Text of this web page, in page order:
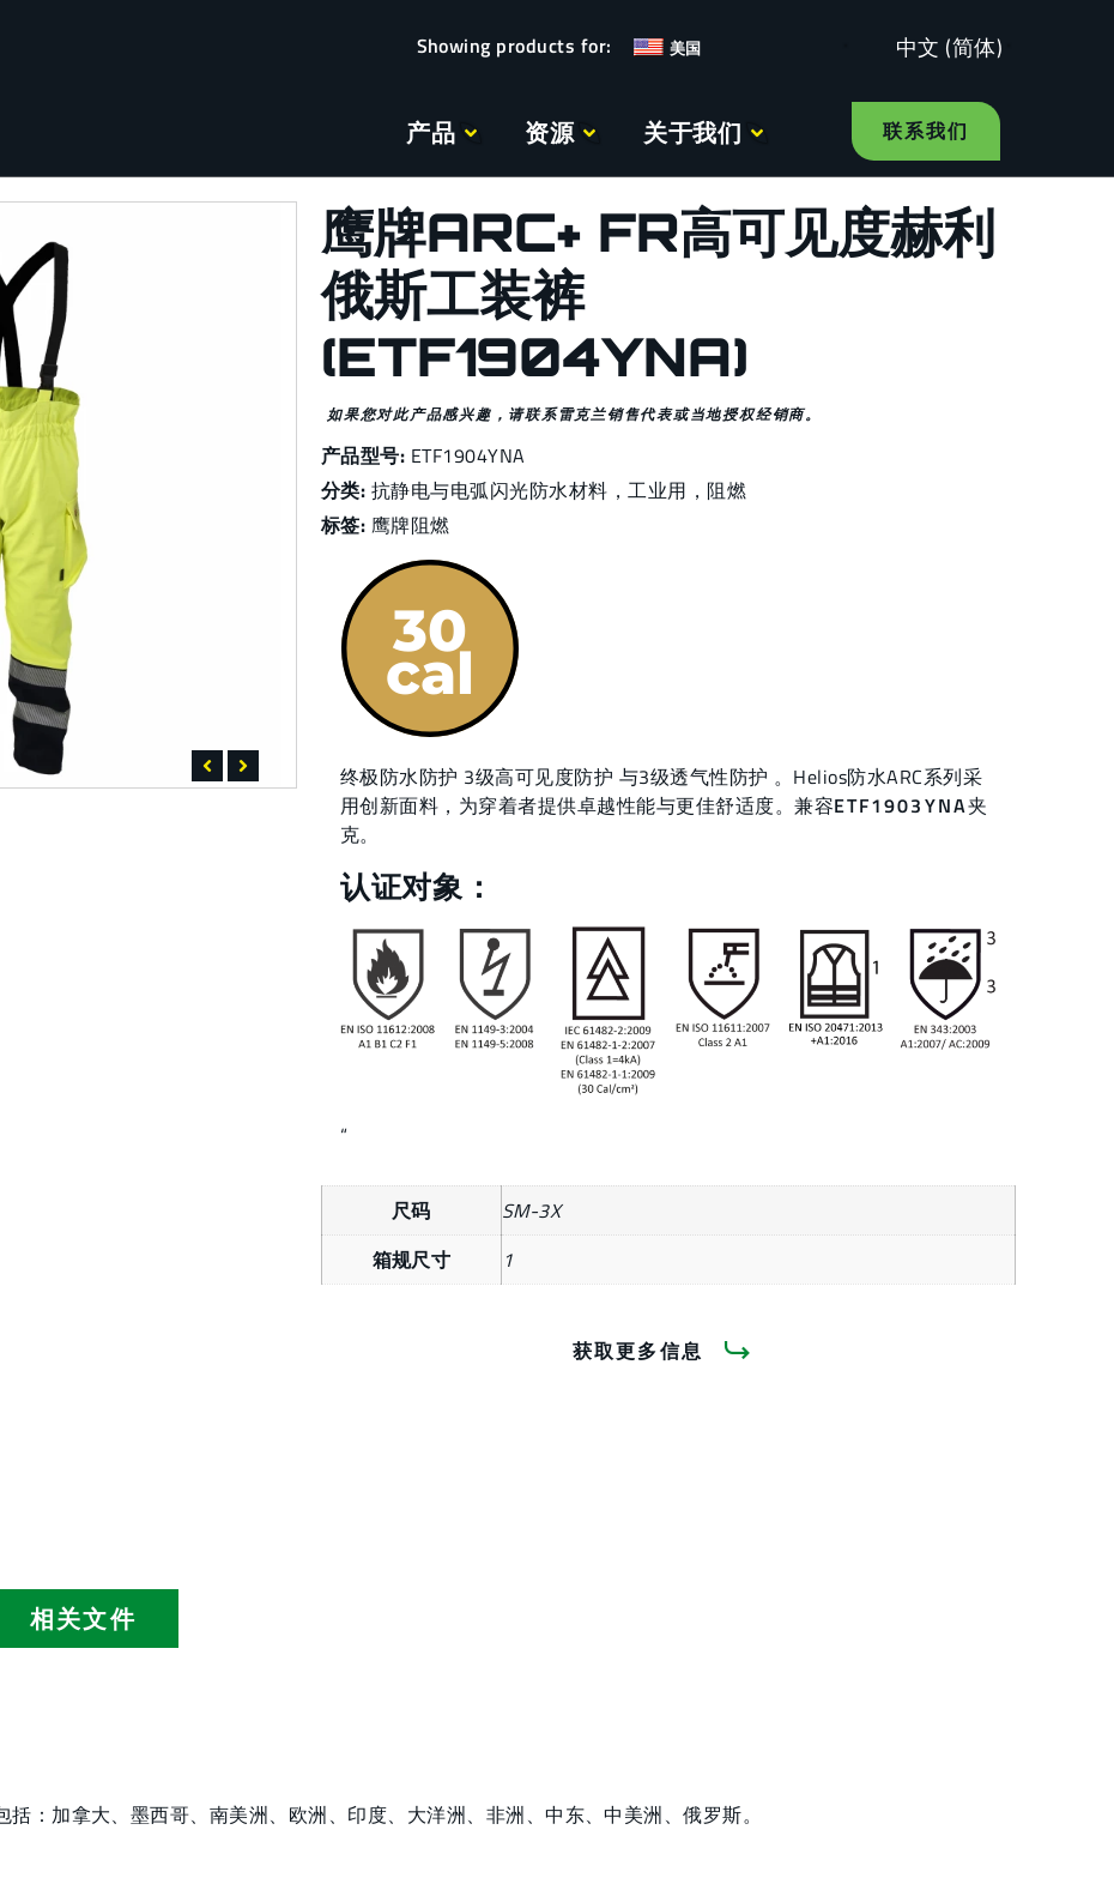
美国 中文 (简体)
产品 资源 关于我们 联系我们
鹰牌ARC+ FR高可见度赫利
俄斯工装裤
(ETF1904YNA)
如果您对此产品感兴趣，请联系雷克兰销售代表或当地授权经销商。
产品型号: ETF1904YNA
分类: 抗静电与电弧闪光防水材料 ，工业用 ， 阻燃
标签: 鹰牌阻燃
终极防水防护 3级高可见度防护 与3级透气性防护 。Helios防水ARC系列采
用创新面料，为穿着者提供卓越性能与更佳舒适度。兼容ETF1903YNA夹
克。
认证对象：
“
尺码
SM-3X
箱规尺寸
1
获取更多信息
相关文件
括：加拿大、墨西哥、南美洲、欧洲、印度、大洋洲、非洲、中东、中美洲、俄罗斯。